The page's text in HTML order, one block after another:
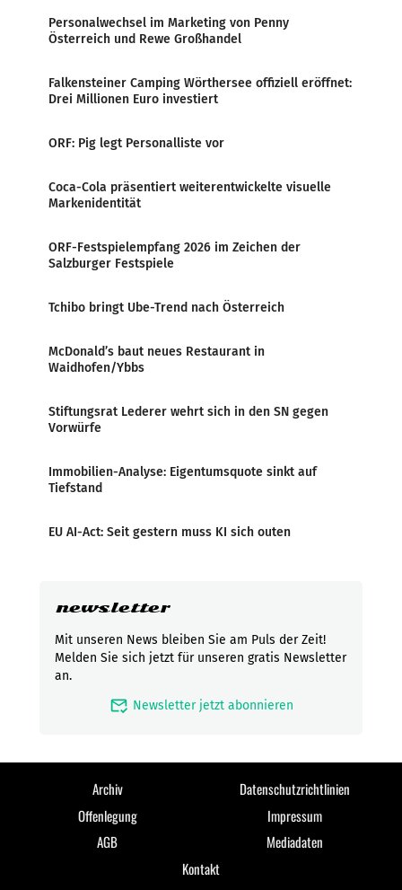
Personalwechsel im Marketing von Penny
Österreich und Rewe Großhandel
Falkensteiner Camping Wörthersee offiziell eröffnet:
Drei Millionen Euro investiert
ORF: Pig legt Personalliste vor
Coca-Cola präsentiert weiterentwickelte visuelle
Markenidentität
ORF-Festspielempfang 2026 im Zeichen der
Salzburger Festspiele
Tchibo bringt Ube-Trend nach Österreich
McDonald’s baut neues Restaurant in
Waidhofen/Ybbs
Stiftungsrat Lederer wehrt sich in den SN gegen
Vorwürfe
Immobilien-Analyse: Eigentumsquote sinkt auf
Tiefstand
EU AI-Act: Seit gestern muss KI sich outen
newsletter
Mit unseren News bleiben Sie am Puls der Zeit!
Melden Sie sich jetzt für unseren gratis Newsletter
an.
mark_email_read Newsletter jetzt abonnieren
Archiv
Datenschutzrichtlinien
Offenlegung
Impressum
AGB
Mediadaten
Kontakt